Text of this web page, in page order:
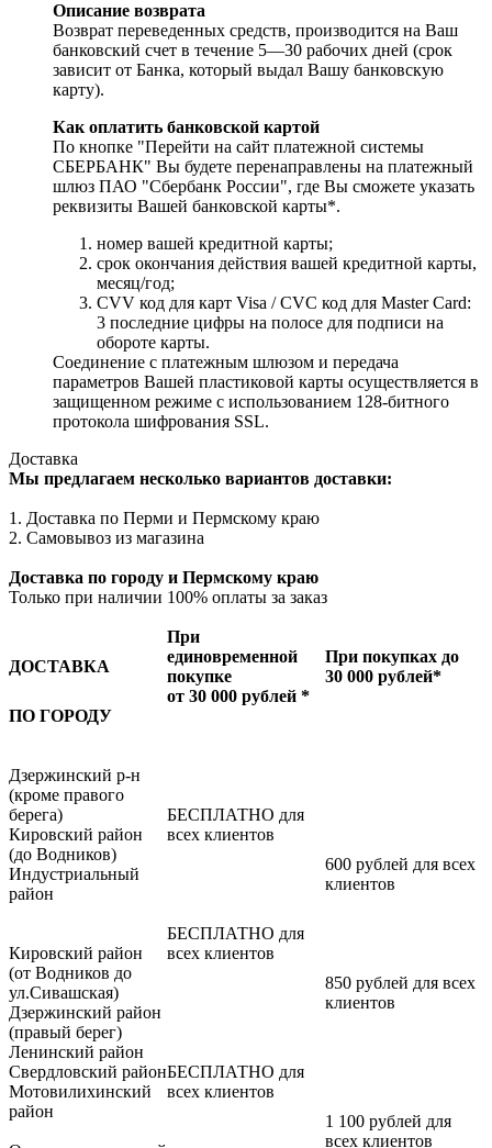
Описание возврата
Возврат переведенных средств, производится на Ваш
банковский счет в течение 5—30 рабочих дней (срок
зависит от Банка, который выдал Вашу банковскую
карту).
Как оплатить банковской картой
По кнопке "Перейти на сайт платежной системы
СБЕРБАНК" Вы будете перенаправлены на платежный
шлюз ПАО "Сбербанк России", где Вы сможете указать
реквизиты Вашей банковской карты*.
номер вашей кредитной карты;
cрок окончания действия вашей кредитной карты,
месяц/год;
CVV код для карт Visa / CVC код для Master Card:
3 последние цифры на полосе для подписи на
обороте карты.
Соединение с платежным шлюзом и передача
параметров Вашей пластиковой карты осуществляется в
защищенном режиме с использованием 128-битного
протокола шифрования SSL.
Доставка
Мы предлагаем несколько вариантов доставки:
1. Доставка по Перми и Пермскому краю
2. Самовывоз из магазина
Доставка по городу и Пермскому краю
Только при наличии 100% оплаты за заказ
ДОСТАВКА
При
единовременной
покупке
от 30 000 рублей *
При покупках до
30 000 рублей*
ПО ГОРОДУ
Дзержинский р-н
(кроме правого
берега)
Кировский район
(до Водников)
Индустриальный
район
Кировский район
(от Водников до
ул.Сивашская)
Дзержинский район
(правый берег)
Ленинский район
Свердловский район
Мотовилихинский
район
БЕСПЛАТНО для
всех клиентов
БЕСПЛАТНО для
всех клиентов
БЕСПЛАТНО для
всех клиентов
600 рублей для всех
клиентов
850 рублей для всех
клиентов
1 100 рублей для
всех клиентов